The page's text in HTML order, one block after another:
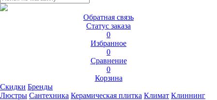
Обратная связь
Статус заказа
0
Избранное
0
Сравнение
0
Корзина
Скидки Бренды
Люстры Сантехника Керамическая плитка Климат Клиннинг